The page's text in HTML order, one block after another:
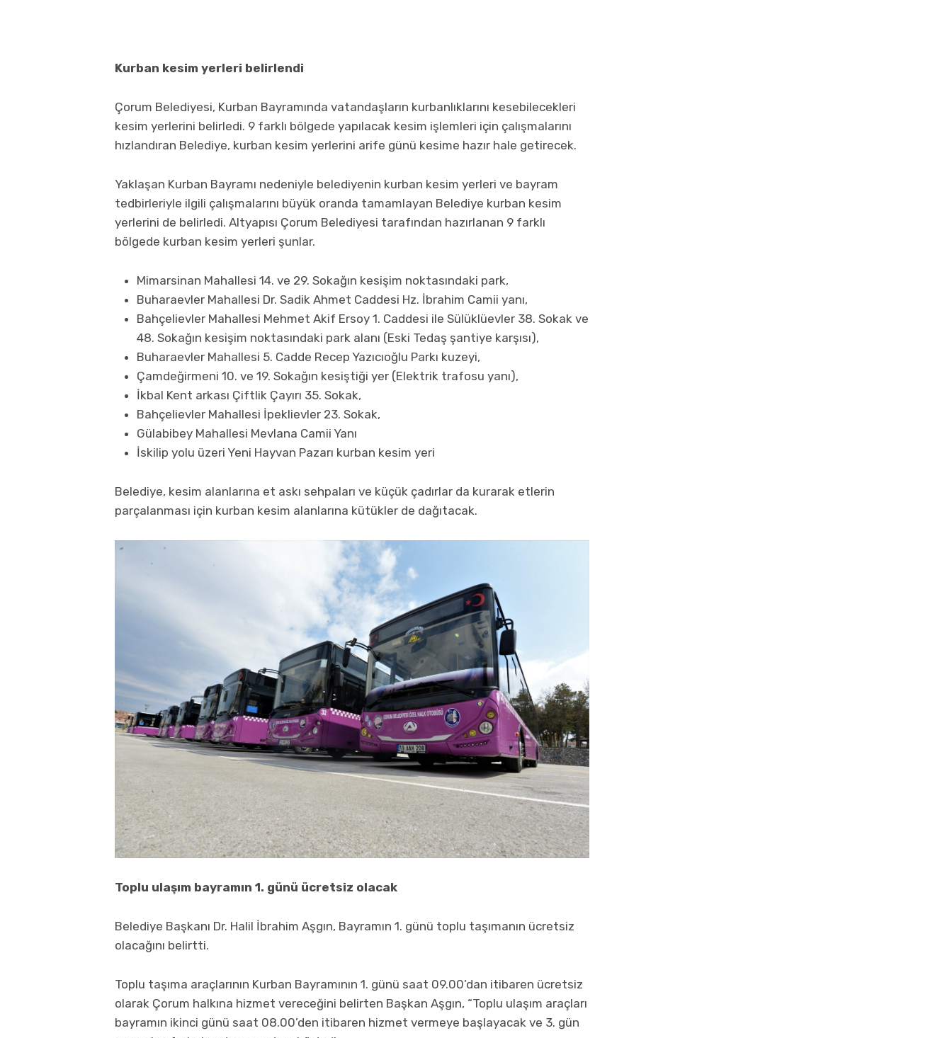
Kurban kesim yerleri belirlendi
Çorum Belediyesi, Kurban Bayramında vatandaşların kurbanlıklarını kesebilecekleri
kesim yerlerini belirledi. 9 farklı bölgede yapılacak kesim işlemleri için çalışmalarını
hızlandıran Belediye, kurban kesim yerlerini arife günü kesime hazır hale getirecek.
Yaklaşan Kurban Bayramı nedeniyle belediyenin kurban kesim yerleri ve bayram
tedbirleriyle ilgili çalışmalarını büyük oranda tamamlayan Belediye kurban kesim
yerlerini de belirledi. Altyapısı Çorum Belediyesi tarafından hazırlanan 9 farklı
bölgede kurban kesim yerleri şunlar.
Mimarsinan Mahallesi 14. ve 29. Sokağın kesişim noktasındaki park,
Buharaevler Mahallesi Dr. Sadik Ahmet Caddesi Hz. İbrahim Camii yanı,
Bahçelievler Mahallesi Mehmet Akif Ersoy 1. Caddesi ile Sülüklüevler 38. Sokak ve
48. Sokağın kesişim noktasındaki park alanı (Eski Tedaş şantiye karşısı),
Buharaevler Mahallesi 5. Cadde Recep Yazıcıoğlu Parkı kuzeyi,
Çamdeğirmeni 10. ve 19. Sokağın kesiştiği yer (Elektrik trafosu yanı),
İkbal Kent arkası Çiftlik Çayırı 35. Sokak,
Bahçelievler Mahallesi İpeklievler 23. Sokak,
Gülabibey Mahallesi Mevlana Camii Yanı
İskilip yolu üzeri Yeni Hayvan Pazarı kurban kesim yeri
Belediye, kesim alanlarına et askı sehpaları ve küçük çadırlar da kurarak etlerin
parçalanması için kurban kesim alanlarına kütükler de dağıtacak.
Toplu ulaşım bayramın 1. günü ücretsiz olacak
Belediye Başkanı Dr. Halil İbrahim Aşgın, Bayramın 1. günü toplu taşımanın ücretsiz
olacağını belirtti.
Toplu taşıma araçlarının Kurban Bayramının 1. günü saat 09.00’dan itibaren ücretsiz
olarak Çorum halkına hizmet vereceğini belirten Başkan Aşgın, “Toplu ulaşım araçları
bayramın ikinci günü saat 08.00’den itibaren hizmet vermeye başlayacak ve 3. gün